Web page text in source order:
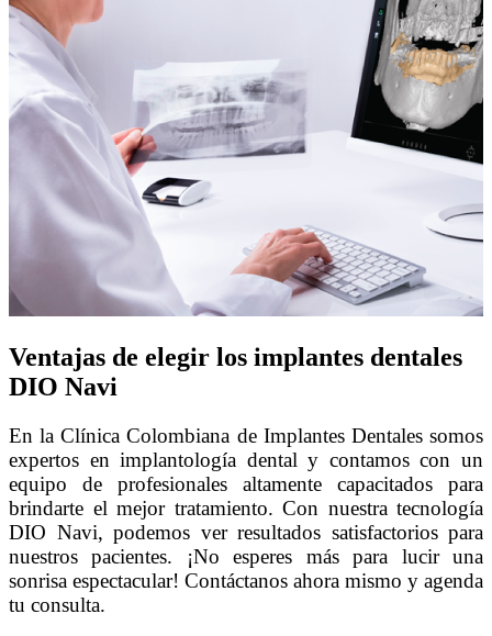
Ventajas de elegir los implantes dentales
DIO Navi
En la Clínica Colombiana de Implantes Dentales somos
expertos en implantología dental y contamos con un
equipo de profesionales altamente capacitados para
brindarte el mejor tratamiento. Con nuestra tecnología
DIO Navi, podemos ver resultados satisfactorios para
nuestros pacientes. ¡No esperes más para lucir una
sonrisa espectacular! Contáctanos ahora mismo y agenda
tu consulta.